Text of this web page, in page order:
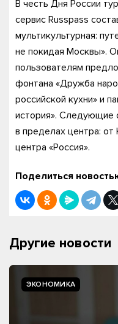
В честь Дня России
сервис Russpass
мультикультурная:
не покидая Москвы».
пользователям
фонтана «Дружба
российской кухни» и
история». Следующие
в пределах центра:
центра «Россия».
Поделиться
Другие новости
ЭКОНОМИКА